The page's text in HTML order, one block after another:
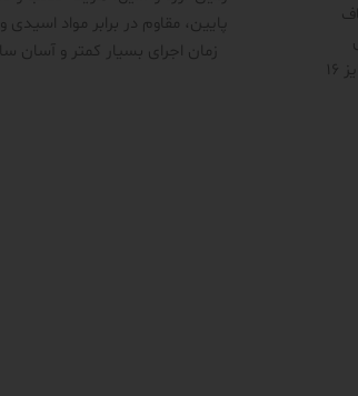
خورشید،حمل و نقل آسان،نصب آسان از سایز 16
پایین، مقاوم در برابر مواد
زمان اجرای بسیار کمتر و آسان سایز 1000 ،